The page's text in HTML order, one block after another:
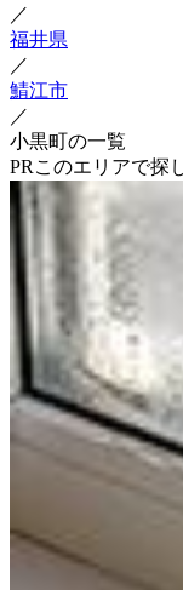
／
福井県
／
鯖江市
／
小黒町の一覧
PR このエリアで探